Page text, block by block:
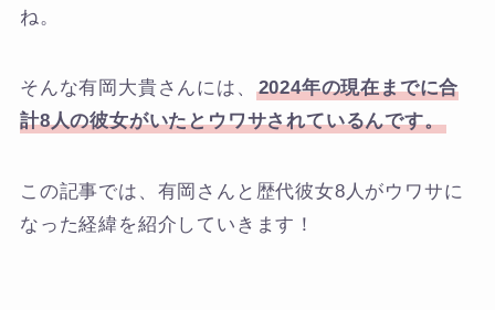
ね。
そんな有岡大貴さんには、
2024年の現在までに合
計8人の彼女がいたとウワサされているんです。
この記事では、有岡さんと歴代彼女8人がウワサに
なった経緯を紹介していきます！